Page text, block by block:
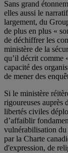
Sans grand
elles aussi le
largement, du
de plus en plus «
de déchiffrer les
ministère de la
qu’il décrit comme
capacité des
de mener des
Si le ministère
rigoureuses auprès
libertés civiles
d’affaiblir
vulnérabilisation
par la Charte
d'expression, de